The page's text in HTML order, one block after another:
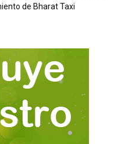
de Bharat Taxi